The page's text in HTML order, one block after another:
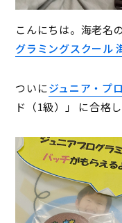
こんにちは。海老名
グラミングスクール
ついにジュニア・プ
ド（1級）」 に合格